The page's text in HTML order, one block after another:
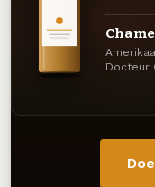
Docteur